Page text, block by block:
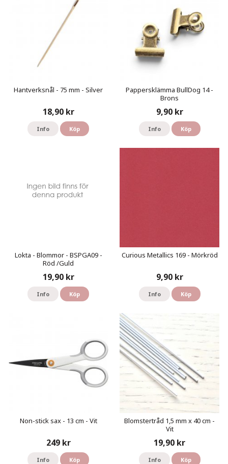
Hantverksnål - 75 mm - Silver
18,90 kr
Info Köp
Pappersklämma BullDog 14 -
Brons
9,90 kr
Info Köp
Lokta - Blommor - BSPGA09 -
Röd /Guld
19,90 kr
Info Köp
Curious Metallics 169 - Mörkröd
9,90 kr
Info Köp
Non-stick sax - 13 cm - Vit
249 kr
Info Köp
Blomstertråd 1,5 mm x 40 cm -
Vit
19,90 kr
Info Köp